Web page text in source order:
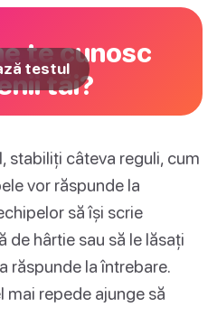
te cunosc
tăi?
testul
stabiliți câteva reguli, cum
vor răspunde la
să își scrie
de hârtie sau să le lăsați
răspunde la întrebare.
mai repede ajunge să